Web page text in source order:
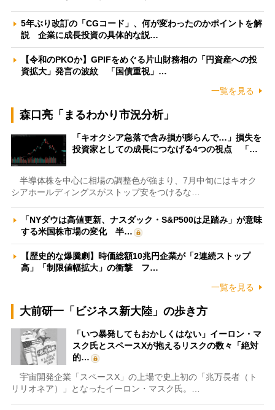
5年ぶり改訂の「CGコード」、何が変わったのかポイントを解
説 企業に成長投資の具体的な説…
【令和のPKOか】GPIFをめぐる片山財務相の「円資産への投
資拡大」発言の波紋 「国債重視」…
一覧を見る
森口亮「まるわかり市況分析」
「キオクシア急落で含み損が膨らんで…」損失を
投資家としての成長につなげる4つの視点 「…
半導体株を中心に相場の調整色が強まり、7月中旬にはキオク
シアホールディングスがストップ安をつけるな…
「NYダウは高値更新、ナスダック・S&P500は足踏み」が意味
する米国株市場の変化 半…
【歴史的な爆騰劇】時価総額10兆円企業が「2連続ストップ
高」「制限値幅拡大」の衝撃 フ…
一覧を見る
大前研一「ビジネス新大陸」の歩き方
「いつ暴発してもおかしくはない」イーロン・マ
スク氏とスペースXが抱えるリスクの数々「絶対
的…
宇宙開発企業「スペースX」の上場で史上初の「兆万長者（ト
リリオネア）」となったイーロン・マスク氏。…